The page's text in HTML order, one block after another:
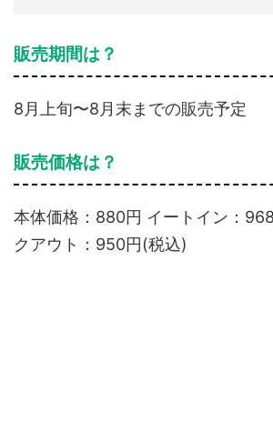
販売期間は？
8月上旬〜8月末までの販売予定
販売価格は？
本体価格：880円 イートイン：
クアウト：950円(税込)